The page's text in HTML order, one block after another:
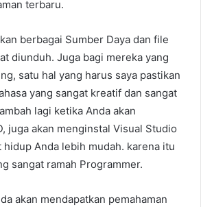
terbaru.
berbagai Sumber Daya dan file
diunduh. Juga bagi mereka yang
satu hal yang harus saya pastikan
yang sangat kreatif dan sangat
lagi ketika Anda akan
juga akan menginstal Visual Studio
hidup Anda lebih mudah. karena itu
sangat ramah Programmer.
akan mendapatkan pemahaman